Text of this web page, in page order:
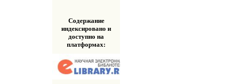
Содержание
индексировано и
доступно на
платформах: